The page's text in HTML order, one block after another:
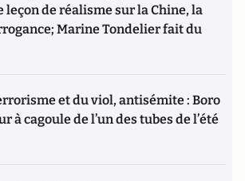
de réalisme sur la Chine, la
Marine Tondelier fait du
et du viol, antisémite : Boro
à cagoule de l’un des tubes de l’été